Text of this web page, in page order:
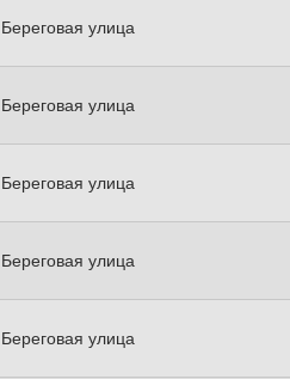
Береговая улица
Береговая улица
Береговая улица
Береговая улица
Береговая улица